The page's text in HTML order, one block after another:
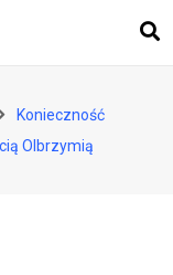
Konieczność
Olbrzymią